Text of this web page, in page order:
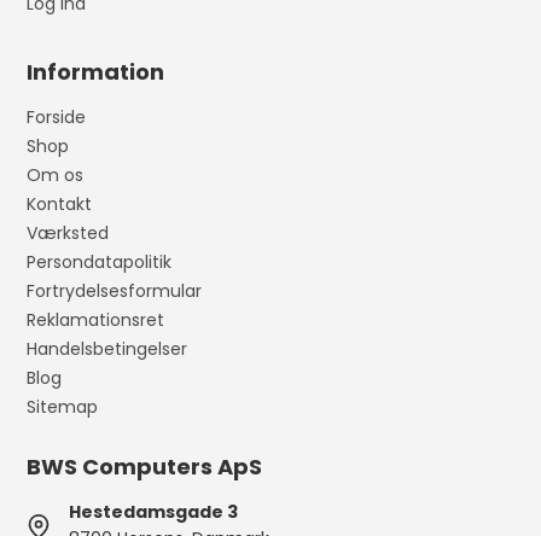
Information
Forside
Shop
Om os
Kontakt
Værksted
Persondatapolitik
Fortrydelsesformular
Reklamationsret
Handelsbetingelser
Blog
Sitemap
BWS Computers ApS
Hestedamsgade 3